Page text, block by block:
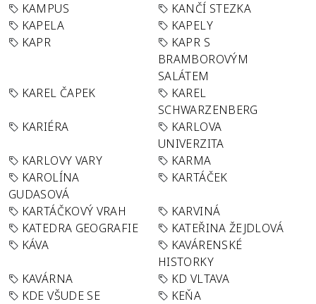
KAMPUS
KANČÍ STEZKA
KAPELA
KAPELY
KAPR
KAPR S
BRAMBOROVÝM
SALÁTEM
KAREL ČAPEK
KAREL
SCHWARZENBERG
KARIÉRA
KARLOVA
UNIVERZITA
KARLOVY VARY
KARMA
KAROLÍNA
GUDASOVÁ
KARTÁČEK
KARTÁČKOVÝ VRAH
KARVINÁ
KATEDRA GEOGRAFIE
KATEŘINA ŽEJDLOVÁ
KÁVA
KAVÁRENSKÉ
HISTORKY
KAVÁRNA
KD VLTAVA
KDE VŠUDE SE
KEŇA